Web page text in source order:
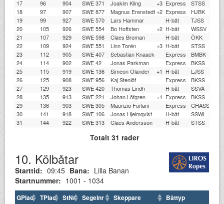
17
96 904 SWE 371 Joakim Kling +3 Express STSS
18
97 907 SWE 877 Magnus Erenstedt+2 Express HJBK
19
99 927 SWE 570 Lars Hammar H-båt TJSS
20
105 926 SWE 554 Bo Hoffsten +2 H-båt WSSV
21
107 929 SWE 598 Claes Broman H-båt ÖKK
22
109 924 SWE 551 Linn Torén +3 H-båt STSS
23
112 905 SWE 407 Sebastian Knaack Express BMBK
24
114 902 SWE 42 Jonas Parkman Express BKSS
25
115 919 SWE 136 Simeon Olander +1 H-båt LJSS
26
125 908 SWE 956 Kaj Stenlöf Express BKSS
27
129 923 SWE 420 Thomas Lindh H-båt SSVÄ
28
135 913 SWE 221 Johan Löfgren +1 Express BKSS
29
136 903 SWE 305 Maurizio Furlani Express CHASS
30
141 918 SWE 106 Jonas Hjelmqvist H-båt SSWL
31
144 922 SWE 313 Claes Andersson H-båt STSS
Totalt 31 rader
10. Kölbåtar
Starttid: 09:45 Bana: Lilla Banan
Startnummer: 1001 - 1034
GPlac TPlac StNr Segelnr Skeppare Båttyp